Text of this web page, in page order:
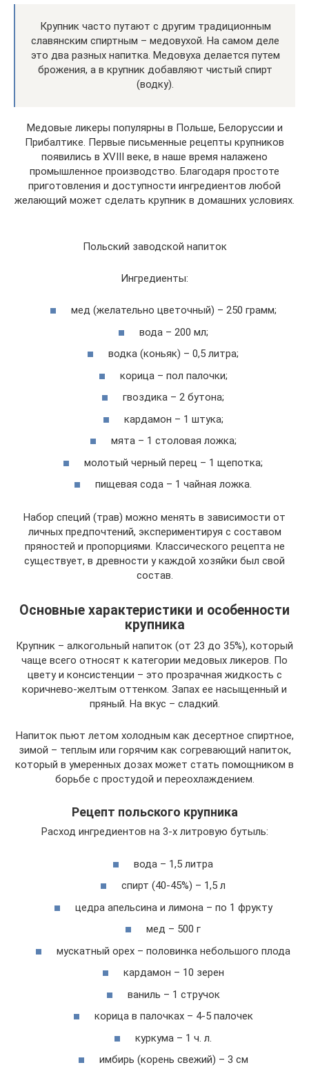
Крупник часто путают с другим традиционным
славянским спиртным – медовухой. На самом деле
это два разных напитка. Медовуха делается путем
брожения, а в крупник добавляют чистый спирт
(водку).
Медовые ликеры популярны в Польше, Белоруссии и
Прибалтике. Первые письменные рецепты крупников
появились в XVIII веке, в наше время налажено
промышленное производство. Благодаря простоте
приготовления и доступности ингредиентов любой
желающий может сделать крупник в домашних условиях.
Польский заводской напиток
Ингредиенты:
мед (желательно цветочный) – 250 грамм;
вода – 200 мл;
водка (коньяк) – 0,5 литра;
корица – пол палочки;
гвоздика – 2 бутона;
кардамон – 1 штука;
мята – 1 столовая ложка;
молотый черный перец – 1 щепотка;
пищевая сода – 1 чайная ложка.
Набор специй (трав) можно менять в зависимости от
личных предпочтений, экспериментируя с составом
пряностей и пропорциями. Классического рецепта не
существует, в древности у каждой хозяйки был свой
состав.
Основные характеристики и особенности
крупника
Крупник – алкогольный напиток (от 23 до 35%), который
чаще всего относят к категории медовых ликеров. По
цвету и консистенции – это прозрачная жидкость с
коричнево-желтым оттенком. Запах ее насыщенный и
пряный. На вкус – сладкий.
Напиток пьют летом холодным как десертное спиртное,
зимой – теплым или горячим как согревающий напиток,
который в умеренных дозах может стать помощником в
борьбе с простудой и переохлаждением.
Рецепт польского крупника
Расход ингредиентов на 3-х литровую бутыль:
вода – 1,5 литра
спирт (40-45%) – 1,5 л
цедра апельсина и лимона – по 1 фрукту
мед – 500 г
мускатный орех – половинка небольшого плода
кардамон – 10 зерен
ваниль – 1 стручок
корица в палочках – 4-5 палочек
куркума – 1 ч. л.
имбирь (корень свежий) – 3 см